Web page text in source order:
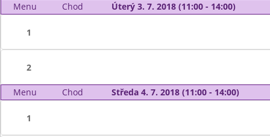
Menu Chod Úterý 3. 7. 2018 (11:00 - 14:00)
1
2
Menu Chod Středa 4. 7. 2018 (11:00 - 14:00)
1